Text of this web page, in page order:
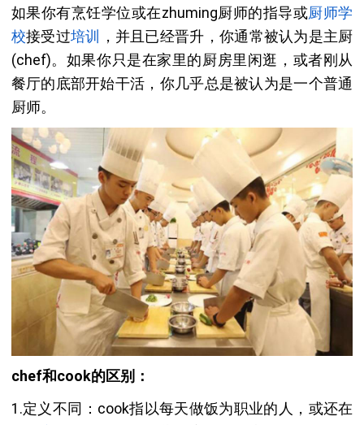
如果你有烹饪学位或在zhuming厨师的指导或厨师学
校接受过培训
，并且已经晋升，你通常被认为是主厨
(chef)。如果你只是在家里的厨房里闲逛，或者刚从
餐厅的底部开始干活，你几乎总是被认为是一个普通
厨师。
chef和cook的区别：
1.定义不同：cook指以每天做饭为职业的人，或还在